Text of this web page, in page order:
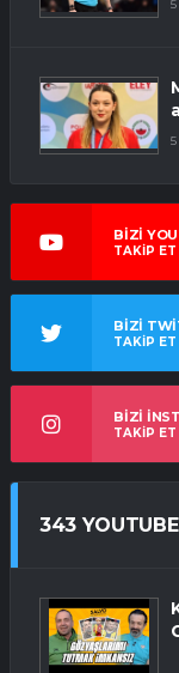
BİZİ
TAKİP ET
BİZİ
TAKİP ET
BİZİ
TAKİP ET
343 YOUTUBE